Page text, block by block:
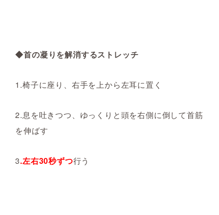
◆首の凝りを解消するストレッチ
1.椅子に座り、右手を上から左耳に置く
2.息を吐きつつ、ゆっくりと頭を右側に倒して首筋
を伸ばす
3.左右30秒ずつ行う